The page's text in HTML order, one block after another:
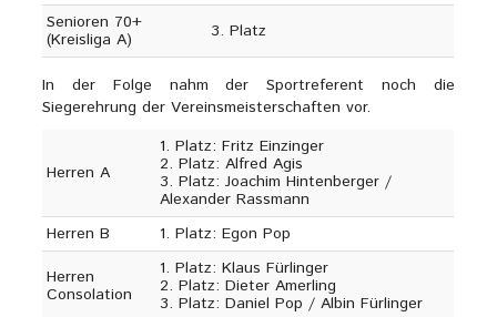
Senioren 70+
(Kreisliga A)
3. Platz
In der Folge nahm der Sportreferent noch die
Siegerehrung der Vereinsmeisterschaften vor.
Herren A
1. Platz: Fritz Einzinger
2. Platz: Alfred Agis
3. Platz: Joachim Hintenberger /
Alexander Rassmann
Herren B
1. Platz: Egon Pop
Herren
Consolation
1. Platz: Klaus Fürlinger
2. Platz: Dieter Amerling
3. Platz: Daniel Pop / Albin Fürlinger